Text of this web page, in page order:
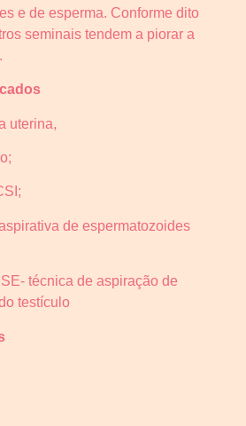
e de esperma. Conforme dito
seminais tendem a piorar a
uterina,
de espermatozoides
técnica de aspiração de
testículo